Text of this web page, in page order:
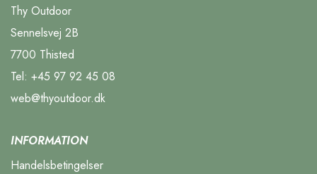
Thy Outdoor
Sennelsvej 2B
7700 Thisted
Tel: +45 97 92 45 08
web@thyoutdoor.dk
INFORMATION
Handelsbetingelser